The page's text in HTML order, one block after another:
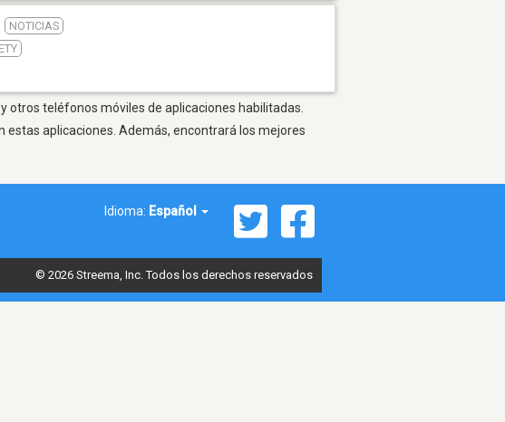
NOTICIAS
otros teléfonos móviles de aplicaciones habilitadas.
aplicaciones. Además, encontrará los mejores
Idioma: Español
© 2026 Streema, Inc. Todos los derechos reservados